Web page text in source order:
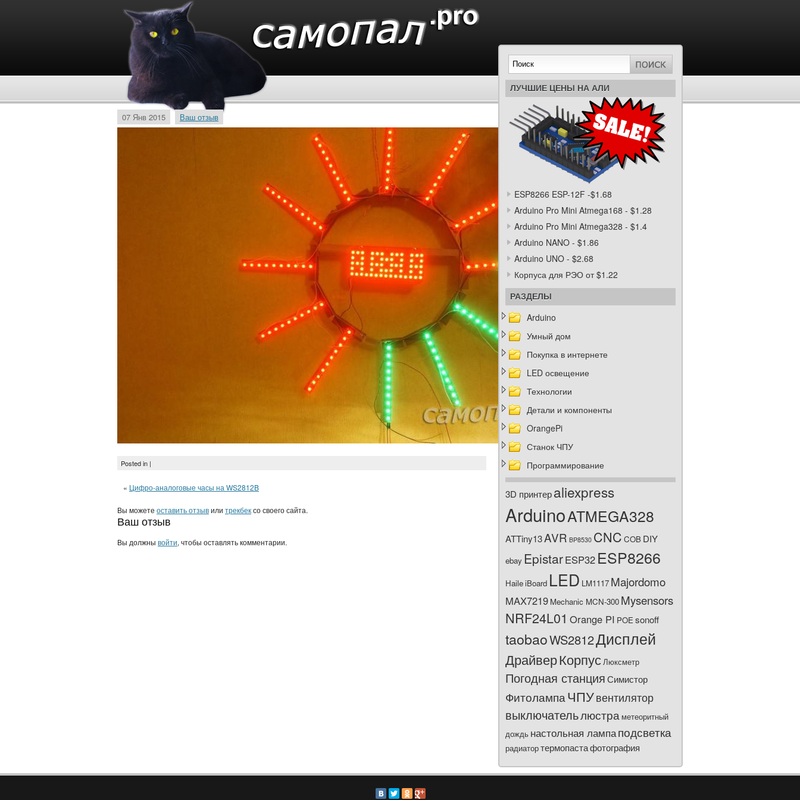
07 Янв 2015 Ваш отзыв
Posted in |
« Цифро-аналоговые часы на WS2812B
Вы можете оставить отзывили трекбексо своего сайта.
Ваш отзыв
Вы должны войти, чтобы оставлять комментарии.
ЛУЧШИЕ ЦЕНЫ НА АЛИ
ESP8266 ESP-12F -$1.68
Arduino Pro Mini Atmega168 - $1.28
Arduino Pro Mini Atmega328 - $1.4
Arduino NANO - $1.86
Arduino UNO - $2.68
Корпуса для РЭО от $1.22
РАЗДЕЛЫ
Arduino
Умный дом
Покупка в интернете
LED освещение
Технологии
Детали и компоненты
OrangePi
Станок ЧПУ
Программирование
3D принтерaliexpress
ArduinoATMEGA328
ATTiny13AVR BP8530 CNC COB DIY
ebay EpistarESP32 ESP8266
HaileiBoard LED LM1117 Majordomo
MAX7219 Mechanic MCN-300 Mysensors
NRF24L01 Orange PI POEsonoff
taobaoWS2812Дисплей
ДрайверКорпусЛюксметр
Погодная станцияСимистор
ФитолампаЧПУвентилятор
выключательлюстра метеоритный
дождь настольная лампаподсветка
радиатортермопастафотография